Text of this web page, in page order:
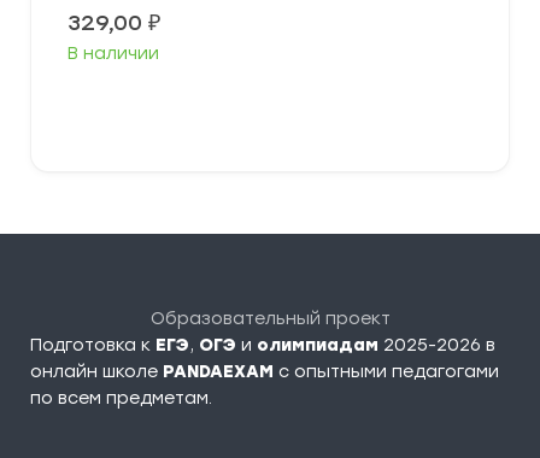
329,00 ₽
В наличии
Образовательный проект
Подготовка к ЕГЭ, ОГЭ и олимпиадам 2025-2026 в
онлайн школе PANDAEXAM c опытными педагогами
по всем предметам.